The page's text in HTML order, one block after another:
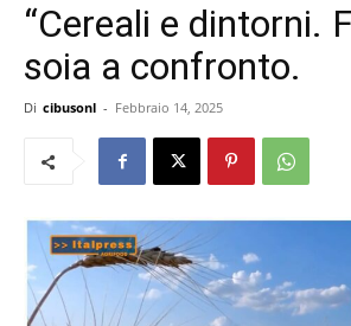
“Cereali e dintorni.
soia a confronto.
Di cibusonl - Febbraio 14, 2025